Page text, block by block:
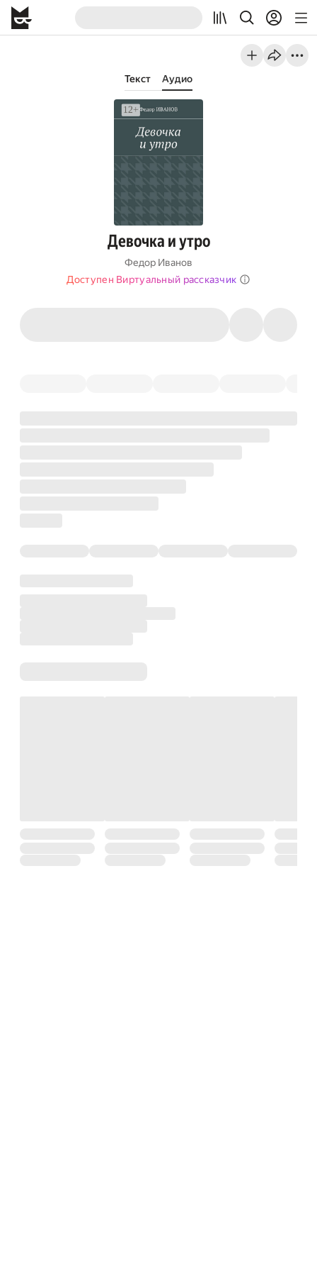
Текст Аудио
Девочка и утро
Федор Иванов
Доступен Виртуальный рассказчик